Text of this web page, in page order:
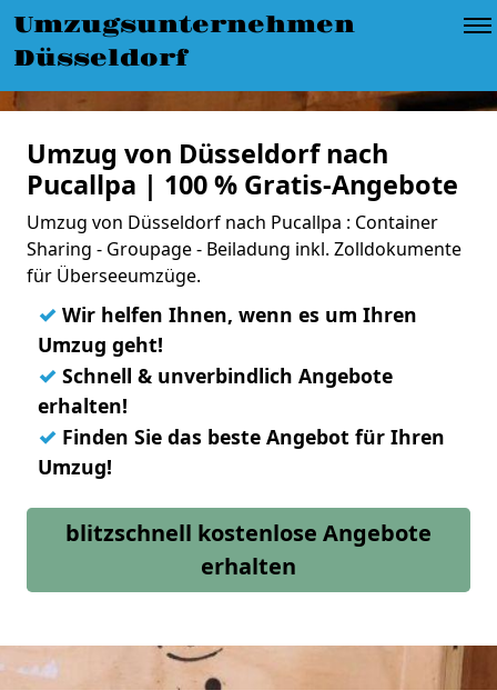
Umzugsunternehmen
Düsseldorf
Umzug von Düsseldorf nach
Pucallpa | 100 % Gratis-Angebote
Umzug von Düsseldorf nach Pucallpa : Container
Sharing - Groupage - Beiladung inkl. Zolldokumente
für Überseeumzüge.
✓ Wir helfen Ihnen, wenn es um Ihren
Umzug geht!
✓ Schnell & unverbindlich Angebote
erhalten!
✓ Finden Sie das beste Angebot für Ihren
Umzug!
blitzschnell kostenlose Angebote
erhalten